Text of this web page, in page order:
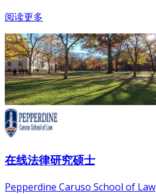
阅读更多
在线法律研究硕士
Pepperdine Caruso School of Law